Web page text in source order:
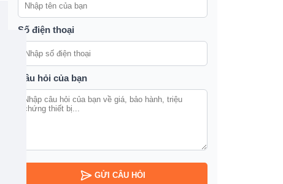
Số điện thoại
Câu hỏi của bạn
GỬI CÂU HỎI